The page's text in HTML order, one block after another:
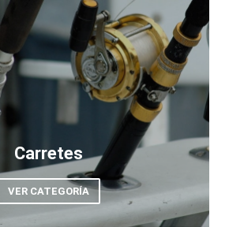
Carretes
VER CATEGORÍA